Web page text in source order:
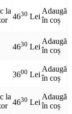
la
4630 Lei
Adaugă
în coș
4630 Lei
Adaugă
în coș
3600 Lei
Adaugă
în coș
la
4630 Lei
Adaugă
în coș